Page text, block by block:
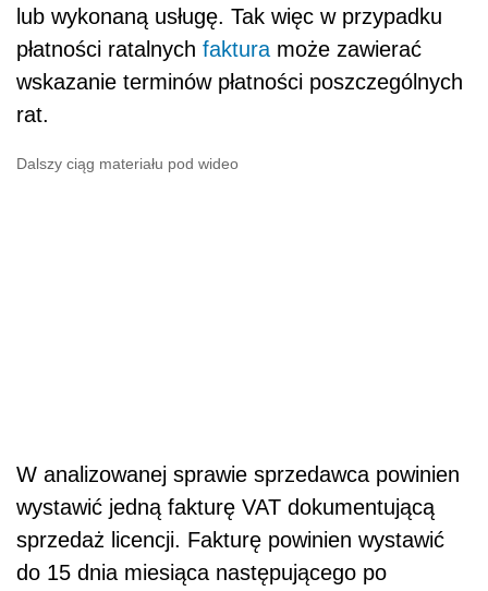
lub wykonaną usługę. Tak więc w przypadku
płatności ratalnych faktura może zawierać
wskazanie terminów płatności poszczególnych
rat.
Dalszy ciąg materiału pod wideo
W analizowanej sprawie sprzedawca powinien
wystawić jedną fakturę VAT dokumentującą
sprzedaż licencji. Fakturę powinien wystawić
do 15 dnia miesiąca następującego po